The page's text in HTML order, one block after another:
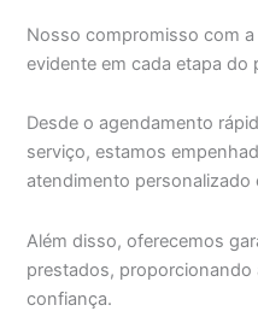
Nosso compromisso com
evidente em cada etapa do
Desde o agendamento
serviço, estamos
atendimento personalizado
Além disso, oferecemos
prestados, proporcionando
confiança.